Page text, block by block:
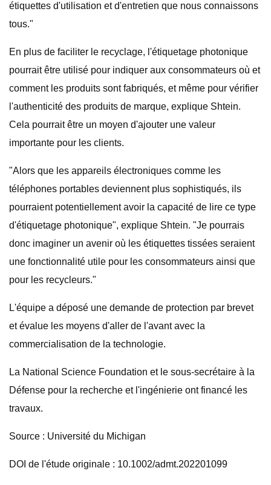
étiquettes d'utilisation et d'entretien que nous connaissons
tous."
En plus de faciliter le recyclage, l'étiquetage photonique
pourrait être utilisé pour indiquer aux consommateurs où et
comment les produits sont fabriqués, et même pour vérifier
l'authenticité des produits de marque, explique Shtein.
Cela pourrait être un moyen d'ajouter une valeur
importante pour les clients.
"Alors que les appareils électroniques comme les
téléphones portables deviennent plus sophistiqués, ils
pourraient potentiellement avoir la capacité de lire ce type
d'étiquetage photonique", explique Shtein. "Je pourrais
donc imaginer un avenir où les étiquettes tissées seraient
une fonctionnalité utile pour les consommateurs ainsi que
pour les recycleurs."
L'équipe a déposé une demande de protection par brevet
et évalue les moyens d'aller de l'avant avec la
commercialisation de la technologie.
La National Science Foundation et le sous-secrétaire à la
Défense pour la recherche et l'ingénierie ont financé les
travaux.
Source : Université du Michigan
DOI de l'étude originale : 10.1002/admt.202201099